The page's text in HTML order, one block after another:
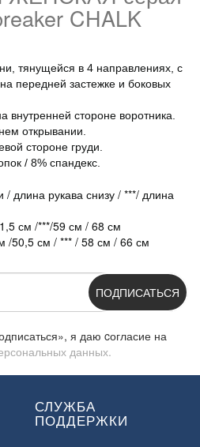
CHALK
тянущейся в 4 направлениях, с
передней застежке и боковых
внутренней стороне воротника.
открывании.
стороне груди.
/ 8% спандекс.
длина рукава снизу / ***/ длина
см /***/59 см / 68 см
50,5 см / *** / 58 см / 66 см
ПОДПИСАТЬСЯ
я даю cогласие на
данных.
СЛУЖБА
ПОДДЕРЖКИ